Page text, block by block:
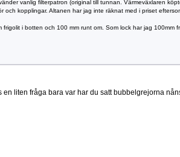
vanlig filterpatron (original till tunnan. Värmeväxlaren
och kopplingar. Altanen har jag inte räknat med i priset
i botten och 100 mm runt om. Som lock har jag 100mm
liten fråga bara var har du satt bubbelgrejorna